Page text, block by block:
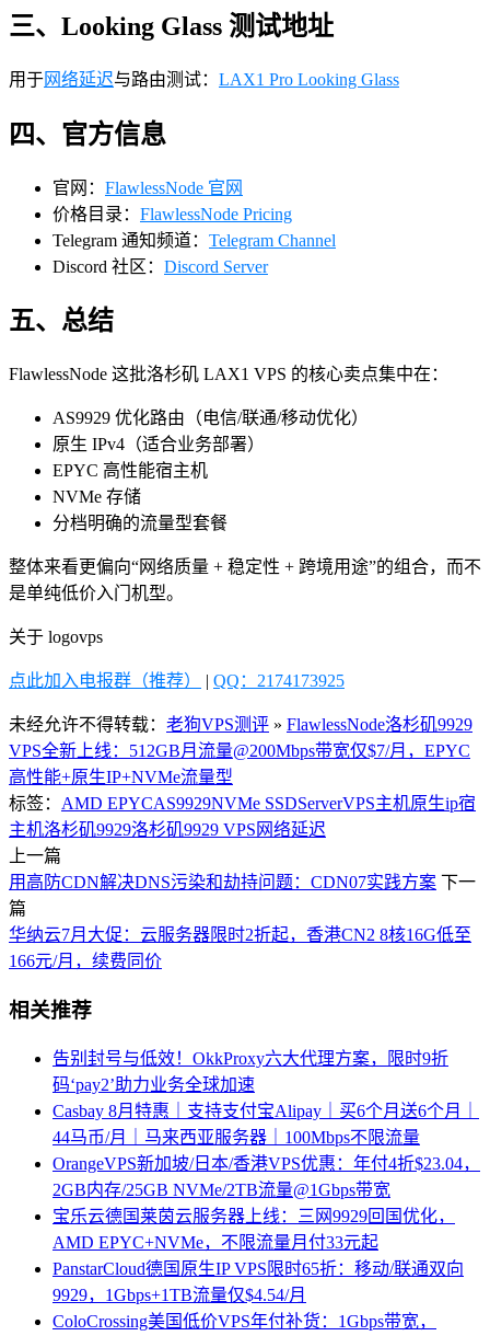
三、Looking Glass 测试地址
用于网络延迟与路由测试： LAX1 Pro Looking Glass
四、官方信息
官网： FlawlessNode 官网
价格目录： FlawlessNode Pricing
Telegram 通知频道： Telegram Channel
Discord 社区： Discord Server
五、总结
FlawlessNode 这批洛杉矶 LAX1 VPS 的核心卖点集中在：
AS9929 优化路由（电信/联通/移动优化）
原生 IPv4（适合业务部署）
EPYC 高性能宿主机
NVMe 存储
分档明确的流量型套餐
整体来看更偏向“网络质量 + 稳定性 + 跨境用途”的组合，而不
是单纯低价入门机型。
关于 logovps
点此加入电报群（推荐） | QQ：2174173925
未经允许不得转载： 老狗VPS测评 » FlawlessNode洛杉矶9929
VPS全新上线：512GB月流量@200Mbps带宽仅$7/月，EPYC
高性能+原生IP+NVMe流量型
标签： AMD EPYCAS9929NVMe SSDServerVPS主机原生ip宿
主机洛杉矶9929洛杉矶9929 VPS 网络延迟
上一篇
用高防CDN解决DNS污染和劫持问题：CDN07实践方案 下一
篇
华纳云7月大促：云服务器限时2折起，香港CN2 8核16G低至
166元/月，续费同价
相关推荐
告别封号与低效！OkkProxy六大代理方案，限时9折
码‘pay2’助力业务全球加速
Casbay 8月特惠｜支持支付宝Alipay｜买6个月送6个月｜
44马币/月｜马来西亚服务器｜100Mbps不限流量
OrangeVPS新加坡/日本/香港VPS优惠：年付4折$23.04，
2GB内存/25GB NVMe/2TB流量@1Gbps带宽
宝乐云德国莱茵云服务器上线：三网9929回国优化，
AMD EPYC+NVMe，不限流量月付33元起
PanstarCloud德国原生IP VPS限时65折：移动/联通双向
9929，1Gbps+1TB流量仅$4.54/月
ColoCrossing美国低价VPS年付补货：1Gbps带宽，